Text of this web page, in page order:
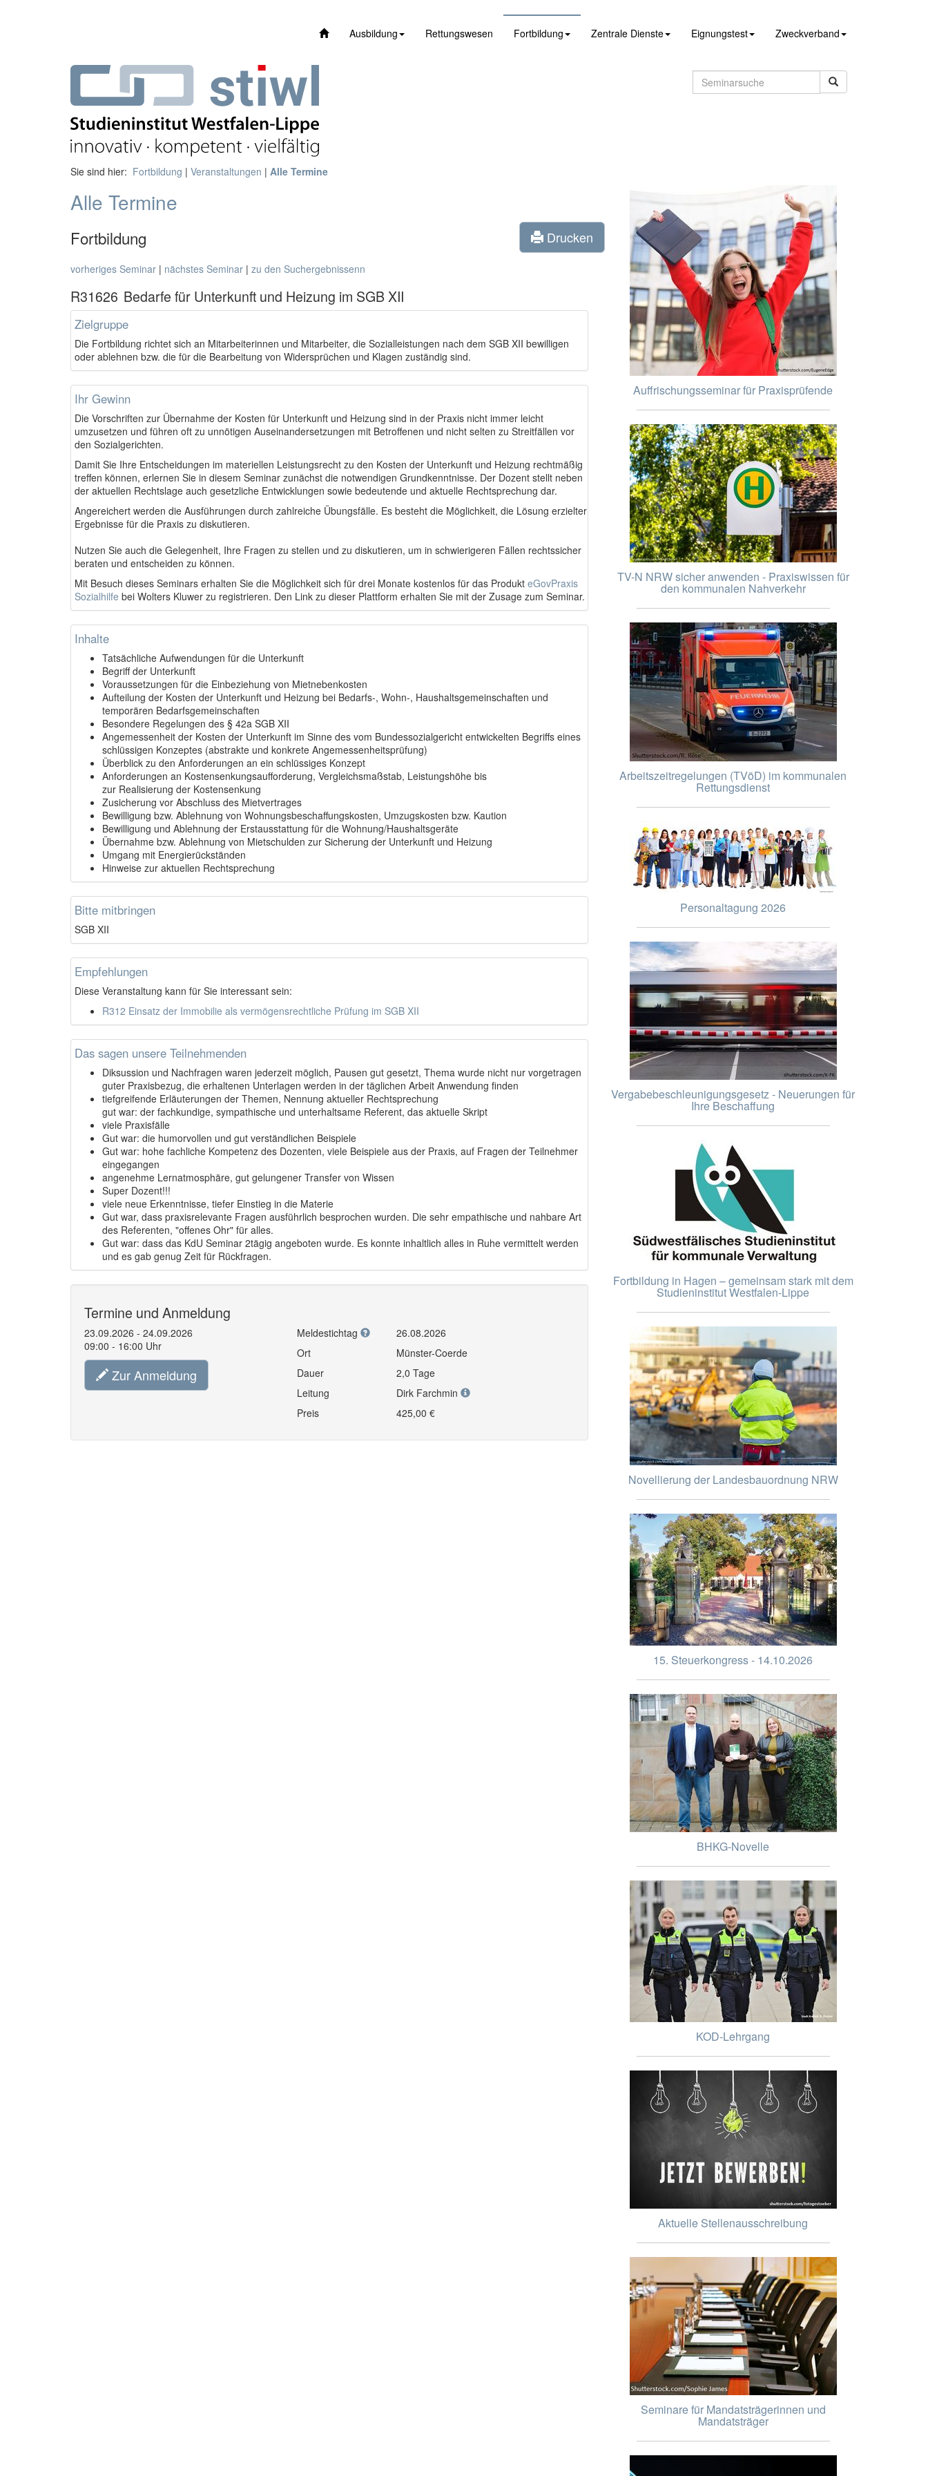
Ausbildung Rettungswesen Fortbildung Zentrale Dienste Eignungstest Zweckverband
Sie sind hier: Fortbildung | Veranstaltungen | Alle Termine
Alle Termine
Fortbildung Drucken
vorheriges Seminar | nächstes Seminar | zu den Suchergebnissenn
R31626 Bedarfe für Unterkunft und Heizung im SGB XII
Zielgruppe
Die Fortbildung richtet sich an Mitarbeiterinnen und Mitarbeiter, die Sozialleistungen nach dem SGB XII bewilligen
oder ablehnen bzw. die für die Bearbeitung von Widersprüchen und Klagen zuständig sind.
Ihr Gewinn
Die Vorschriften zur Übernahme der Kosten für Unterkunft und Heizung sind in der Praxis nicht immer leicht
umzusetzen und führen oft zu unnötigen Auseinandersetzungen mit Betroffenen und nicht selten zu Streitfällen vor
den Sozialgerichten.
Damit Sie Ihre Entscheidungen im materiellen Leistungsrecht zu den Kosten der Unterkunft und Heizung rechtmäßig
treffen können, erlernen Sie in diesem Seminar zunächst die notwendigen Grundkenntnisse. Der Dozent stellt neben
der aktuellen Rechtslage auch gesetzliche Entwicklungen sowie bedeutende und aktuelle Rechtsprechung dar.
Angereichert werden die Ausführungen durch zahlreiche Übungsfälle. Es besteht die Möglichkeit, die Lösung erzielter
Ergebnisse für die Praxis zu diskutieren.
Nutzen Sie auch die Gelegenheit, Ihre Fragen zu stellen und zu diskutieren, um in schwierigeren Fällen rechtssicher
beraten und entscheiden zu können.
Mit Besuch dieses Seminars erhalten Sie die Möglichkeit sich für drei Monate kostenlos für das Produkt eGovPraxis
Sozialhilfe bei Wolters Kluwer zu registrieren. Den Link zu dieser Plattform erhalten Sie mit der Zusage zum Seminar.
Inhalte
Tatsächliche Aufwendungen für die Unterkunft
Begriff der Unterkunft
Voraussetzungen für die Einbeziehung von Mietnebenkosten
Aufteilung der Kosten der Unterkunft und Heizung bei Bedarfs-, Wohn-, Haushaltsgemeinschaften und
temporären Bedarfsgemeinschaften
Besondere Regelungen des § 42a SGB XII
Angemessenheit der Kosten der Unterkunft im Sinne des vom Bundessozialgericht entwickelten Begriffs eines
schlüssigen Konzeptes (abstrakte und konkrete Angemessenheitsprüfung)
Überblick zu den Anforderungen an ein schlüssiges Konzept
Anforderungen an Kostensenkungsaufforderung, Vergleichsmaßstab, Leistungshöhe bis
zur Realisierung der Kostensenkung
Zusicherung vor Abschluss des Mietvertrages
Bewilligung bzw. Ablehnung von Wohnungsbeschaffungskosten, Umzugskosten bzw. Kaution
Bewilligung und Ablehnung der Erstausstattung für die Wohnung/Haushaltsgeräte
Übernahme bzw. Ablehnung von Mietschulden zur Sicherung der Unterkunft und Heizung
Umgang mit Energierückständen
Hinweise zur aktuellen Rechtsprechung
Bitte mitbringen
SGB XII
Empfehlungen
Diese Veranstaltung kann für Sie interessant sein:
R312 Einsatz der Immobilie als vermögensrechtliche Prüfung im SGB XII
Das sagen unsere Teilnehmenden
Diksussion und Nachfragen waren jederzeit möglich, Pausen gut gesetzt, Thema wurde nicht nur vorgetragen
guter Praxisbezug, die erhaltenen Unterlagen werden in der täglichen Arbeit Anwendung finden
tiefgreifende Erläuterungen der Themen, Nennung aktueller Rechtsprechung
gut war: der fachkundige, sympathische und unterhaltsame Referent, das aktuelle Skript
viele Praxisfälle
Gut war: die humorvollen und gut verständlichen Beispiele
Gut war: hohe fachliche Kompetenz des Dozenten, viele Beispiele aus der Praxis, auf Fragen der Teilnehmer
eingegangen
angenehme Lernatmosphäre, gut gelungener Transfer von Wissen
Super Dozent!!!
viele neue Erkenntnisse, tiefer Einstieg in die Materie
Gut war, dass praxisrelevante Fragen ausführlich besprochen wurden. Die sehr empathische und nahbare Art
des Referenten, "offenes Ohr" für alles.
Gut war: dass das KdU Seminar 2tägig angeboten wurde. Es konnte inhaltlich alles in Ruhe vermittelt werden
und es gab genug Zeit für Rückfragen.
Termine und Anmeldung
23.09.2026 - 24.09.2026
09:00 - 16:00 Uhr
Zur Anmeldung
Meldestichtag
26.08.2026
Ort
Münster-Coerde
Dauer
2,0 Tage
Leitung
Dirk Farchmin
Preis
425,00 €
Auffrischungsseminar für Praxisprüfende
TV-N NRW sicher anwenden - Praxiswissen für
den kommunalen Nahverkehr
Arbeitszeitregelungen (TVöD) im kommunalen
Rettungsdienst
Personaltagung 2026
Vergabebeschleunigungsgesetz - Neuerungen für
Ihre Beschaffung
Fortbildung in Hagen – gemeinsam stark mit dem
Studieninstitut Westfalen-Lippe
Novellierung der Landesbauordnung NRW
15. Steuerkongress - 14.10.2026
BHKG-Novelle
KOD-Lehrgang
Aktuelle Stellenausschreibung
Seminare für Mandatsträgerinnen und
Mandatsträger